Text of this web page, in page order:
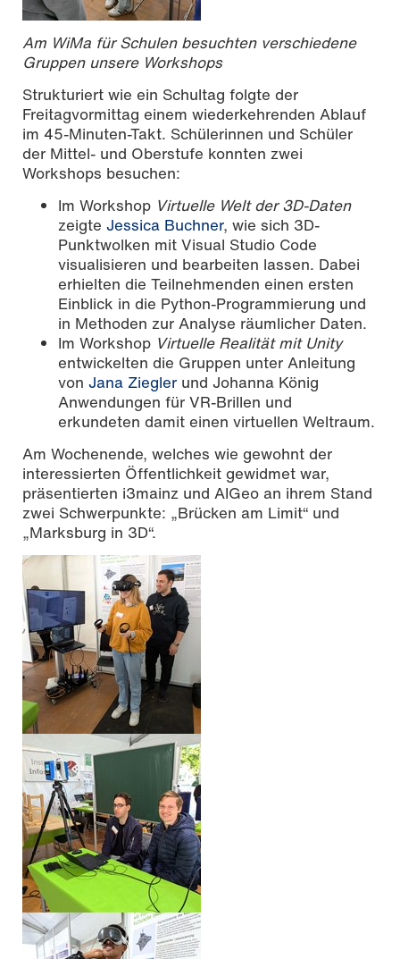
Am WiMa für Schulen besuchten verschiedene
Gruppen unsere Workshops
Strukturiert wie ein Schultag folgte der
Freitagvormittag einem wiederkehrenden Ablauf
im 45-Minuten-Takt. Schülerinnen und Schüler
der Mittel- und Oberstufe konnten zwei
Workshops besuchen:
Im Workshop Virtuelle Welt der 3D-Daten
zeigte Jessica Buchner, wie sich 3D-
Punktwolken mit Visual Studio Code
visualisieren und bearbeiten lassen. Dabei
erhielten die Teilnehmenden einen ersten
Einblick in die Python-Programmierung und
in Methoden zur Analyse räumlicher Daten.
Im Workshop Virtuelle Realität mit Unity
entwickelten die Gruppen unter Anleitung
von Jana Ziegler und Johanna König
Anwendungen für VR-Brillen und
erkundeten damit einen virtuellen Weltraum.
Am Wochenende, welches wie gewohnt der
interessierten Öffentlichkeit gewidmet war,
präsentierten i3mainz und AIGeo an ihrem Stand
zwei Schwerpunkte: „Brücken am Limit“ und
„Marksburg in 3D“.